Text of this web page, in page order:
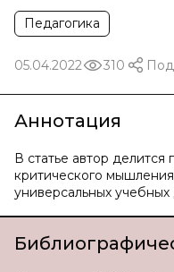
Педагогика
05.04.2022 310
Аннотация
В статье автор делится
критического
универсальных